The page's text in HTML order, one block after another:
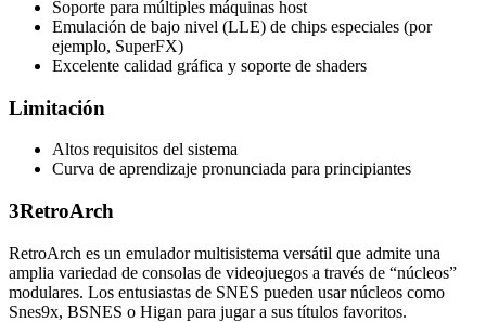
Soporte para múltiples máquinas host
Emulación de bajo nivel (LLE) de chips especiales (por
ejemplo, SuperFX)
Excelente calidad gráfica y soporte de shaders
Limitación
Altos requisitos del sistema
Curva de aprendizaje pronunciada para principiantes
3RetroArch
RetroArch es un emulador multisistema versátil que admite una
amplia variedad de consolas de videojuegos a través de “núcleos”
modulares. Los entusiastas de SNES pueden usar núcleos como
Snes9x, BSNES o Higan para jugar a sus títulos favoritos.